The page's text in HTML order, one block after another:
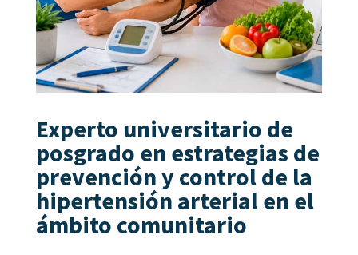
Experto universitario de
posgrado en estrategias de
prevención y control de la
hipertensión arterial en el
ámbito comunitario